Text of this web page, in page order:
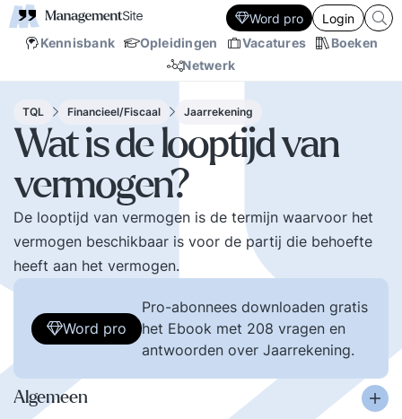
Kennisbank Opleidingen Vacatures
Boeken
Netwerk
Word pro Login
TQL Financieel/Fiscaal Jaarrekening
Wat is de looptijd van
vermogen?
De looptijd van vermogen is de termijn waarvoor het
vermogen beschikbaar is voor de partij die behoefte
heeft aan het vermogen.
Word pro
Pro-abonnees downloaden gratis
het Ebook met 208 vragen en
antwoorden over Jaarrekening.
Algemeen